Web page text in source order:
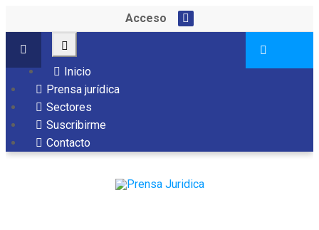
Acceso
Inicio
Prensa jurídica
Sectores
Suscribirme
Contacto